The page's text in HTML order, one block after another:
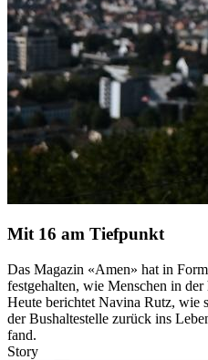
Mit 16 am Tiefpunkt
Das Magazin «Amen» hat in
festgehalten, wie Menschen in der
Heute berichtet Navina Rutz, wie
der Bushaltestelle zurück ins
fand.
Story